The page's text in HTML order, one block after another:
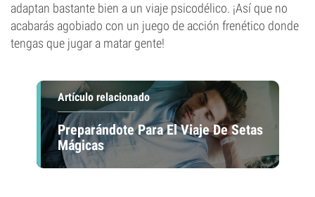
adaptan bastante bien a un viaje psicodélico. ¡Así que no
acabarás agobiado con un juego de acción frenético donde
tengas que jugar a matar gente!
Artículo relacionado
Preparándote Para El Viaje De Setas
Mágicas